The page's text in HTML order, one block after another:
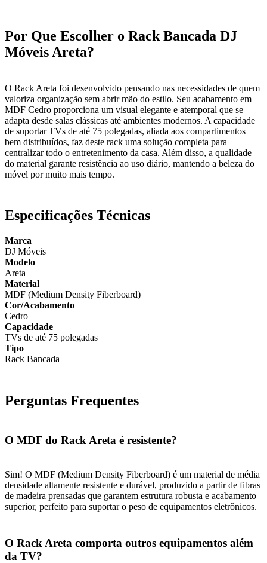
Por Que Escolher o Rack Bancada DJ
Móveis Areta?
O Rack Areta foi desenvolvido pensando nas necessidades de quem
valoriza organização sem abrir mão do estilo. Seu acabamento em
MDF Cedro proporciona um visual elegante e atemporal que se
adapta desde salas clássicas até ambientes modernos. A capacidade
de suportar TVs de até 75 polegadas, aliada aos compartimentos
bem distribuídos, faz deste rack uma solução completa para
centralizar todo o entretenimento da casa. Além disso, a qualidade
do material garante resistência ao uso diário, mantendo a beleza do
móvel por muito mais tempo.
Especificações Técnicas
Marca
DJ Móveis
Modelo
Areta
Material
MDF (Medium Density Fiberboard)
Cor/Acabamento
Cedro
Capacidade
TVs de até 75 polegadas
Tipo
Rack Bancada
Perguntas Frequentes
O MDF do Rack Areta é resistente?
Sim! O MDF (Medium Density Fiberboard) é um material de média
densidade altamente resistente e durável, produzido a partir de fibras
de madeira prensadas que garantem estrutura robusta e acabamento
superior, perfeito para suportar o peso de equipamentos eletrônicos.
O Rack Areta comporta outros equipamentos além
da TV?